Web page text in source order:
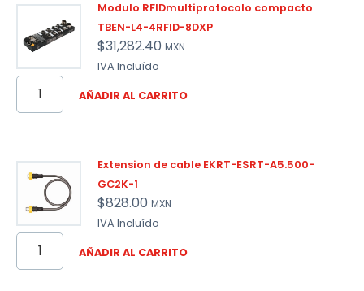
Modulo RFIDmultiprotocolo compacto
TBEN-L4-4RFID-8DXP
$31,282.40 MXN
IVA Incluído
AÑADIR AL CARRITO
Extension de cable EKRT-ESRT-A5.500-
GC2K-1
$828.00 MXN
IVA Incluído
AÑADIR AL CARRITO